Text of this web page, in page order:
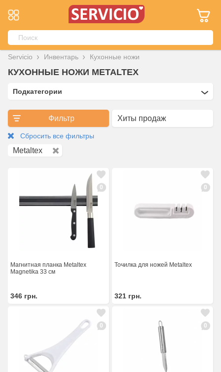
Servicio Инвентарь Кухонные ножи
КУХОННЫЕ НОЖИ METALTEX
Подкатегории
Фильтр
Сбросить все фильтры
Metaltex
0
Магнитная планка Metaltex
Magnetika 33 см
346 грн.
0
Точилка для ножей Metaltex
321 грн.
0 0